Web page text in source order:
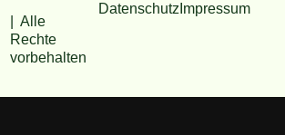
| Alle
Rechte
vorbehalten
Datenschutz Impressum